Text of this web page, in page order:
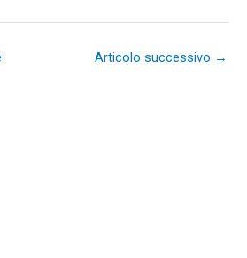
Articolo successivo →